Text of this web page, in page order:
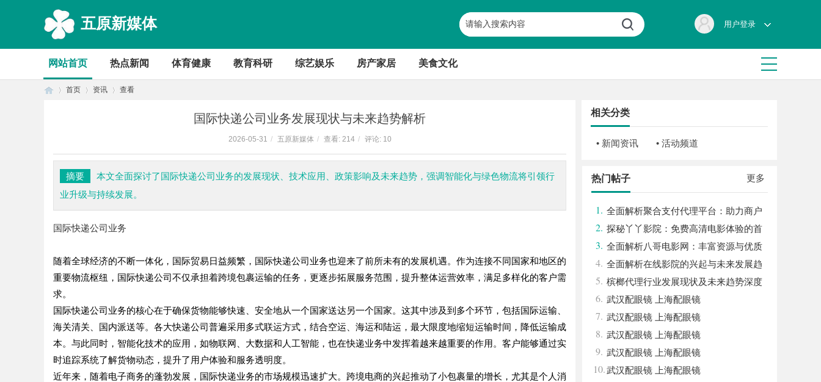
五原新媒体 用户登录
网站首页 热点新闻 体育健康 教育科研 综艺娱乐 房产家居 美食文化
首页 资讯 查看
国际快递公司业务发展现状与未来趋势解析
2026-05-31 / 五原新媒体 / 查看: 214 / 评论: 10
摘要
本文全面探讨了国际快递公司业务的发展现状、技术应用、政策影响及未来趋势，强调智能化与绿色物流将引领行
业升级与持续发展。
国际快递公司业务
随着全球经济的不断一体化，国际贸易日益频繁，国际快递公司业务也迎来了前所未有的发展机遇。作为连接不同国家和地区的
重要物流枢纽，国际快递公司不仅承担着跨境包裹运输的任务，更逐步拓展服务范围，提升整体运营效率，满足多样化的客户需
求。
国际快递公司业务的核心在于确保货物能够快速、安全地从一个国家送达另一个国家。这其中涉及到多个环节，包括国际运输、
海关清关、国内派送等。各大快递公司普遍采用多式联运方式，结合空运、海运和陆运，最大限度地缩短运输时间，降低运输成
本。与此同时，智能化技术的应用，如物联网、大数据和人工智能，也在快递业务中发挥着越来越重要的作用。客户能够通过实
时追踪系统了解货物动态，提升了用户体验和服务透明度。
近年来，随着电子商务的蓬勃发展，国际快递业务的市场规模迅速扩大。跨境电商的兴起推动了小包裹量的增长，尤其是个人消
相关分类
• 新闻资讯 • 活动频道
更多
热门帖子
1. 全面解析聚合支付代理平台：助力商户
高效管理多渠道支付
2. 探秘丫丫影院：免费高清电影体验的首
选平台
3. 全面解析八哥电影网：丰富资源与优质
观影体验的终极指南
4. 全面解析在线影院的兴起与未来发展趋
势探讨
5. 槟榔代理行业发展现状及未来趋势深度
解析
6. 武汉配眼镜 上海配眼镜
7. 武汉配眼镜 上海配眼镜
8. 武汉配眼镜 上海配眼镜
9. 武汉配眼镜 上海配眼镜
10.武汉配眼镜 上海配眼镜